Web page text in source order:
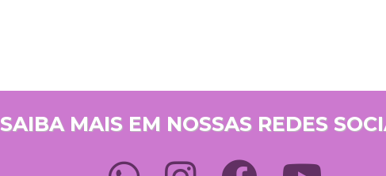
SAIBA MAIS EM NOSSAS REDES